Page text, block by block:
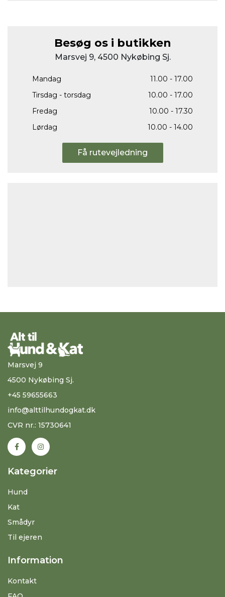
Besøg os i butikken
Marsvej 9, 4500 Nykøbing Sj.
Mandag
11.00 - 17.00
Tirsdag - torsdag
10.00 - 17.00
Fredag
10.00 - 17.30
Lørdag
10.00 - 14.00
Få rutevejledning
Marsvej 9
4500 Nykøbing Sj.
+45 59655663
info@alttilhundogkat.dk
CVR nr.: 15730641
Kategorier
Hund
Kat
Smådyr
Til ejeren
Information
Kontakt